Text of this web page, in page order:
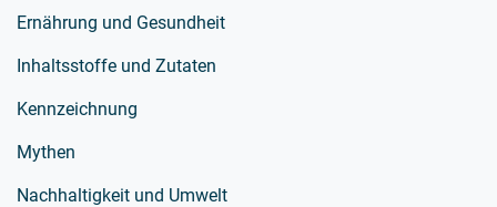
Ernährung und Gesundheit
Inhaltsstoffe und Zutaten
Kennzeichnung
Mythen
Nachhaltigkeit und Umwelt